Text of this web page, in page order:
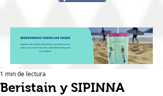
Beristain y SIPINNA
1 min de lectura